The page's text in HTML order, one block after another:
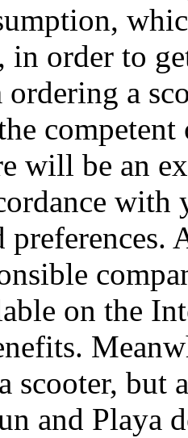
in order to
a
will be an
preferences.
on the
scooter, but
and Playa